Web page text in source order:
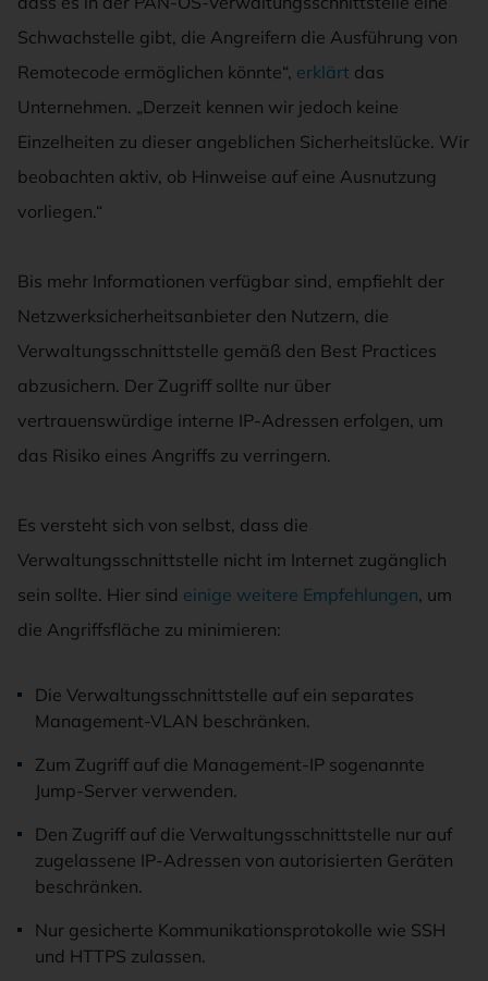
Schwachstelle gibt, die Angreifern die Ausführung von
Remotecode ermöglichen könnte“, erklärt das
Unternehmen. „Derzeit kennen wir jedoch keine
Einzelheiten zu dieser angeblichen Sicherheitslücke. Wir
beobachten aktiv, ob Hinweise auf eine Ausnutzung
vorliegen.“
Bis mehr Informationen verfügbar sind, empfiehlt der
Netzwerksicherheitsanbieter den Nutzern, die
Verwaltungsschnittstelle gemäß den Best Practices
abzusichern. Der Zugriff sollte nur über
vertrauenswürdige interne IP-Adressen erfolgen, um
das Risiko eines Angriffs zu verringern.
Es versteht sich von selbst, dass die
Verwaltungsschnittstelle nicht im Internet zugänglich
sein sollte. Hier sind einige weitere Empfehlungen, um
die Angriffsfläche zu minimieren:
Die Verwaltungsschnittstelle auf ein separates
Management-VLAN beschränken.
Zum Zugriff auf die Management-IP sogenannte
Jump-Server verwenden.
Den Zugriff auf die Verwaltungsschnittstelle nur auf
zugelassene IP-Adressen von autorisierten Geräten
beschränken.
Nur gesicherte Kommunikationsprotokolle wie SSH
und HTTPS zulassen.